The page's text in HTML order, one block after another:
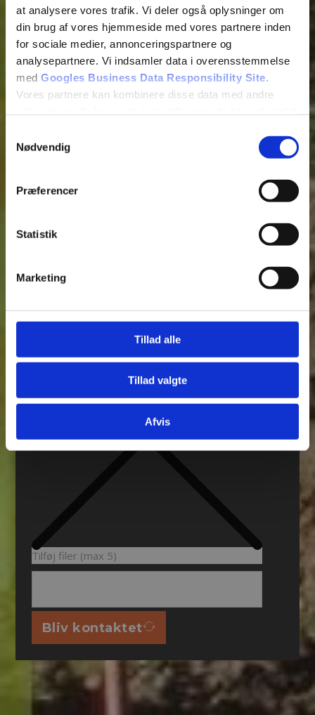
at analysere vores trafik. Vi deler også oplysninger om
din brug af vores hjemmeside med vores partnere inden
for sociale medier, annonceringspartnere og
analysepartnere. Vi indsamler data i overensstemmelse
med Googles Business Data Responsibility Site.
Vores partnere kan kombinere disse data med andre
Nødvendig
Præferencer
Statistik
Marketing
Tillad alle
Tillad valgte
Afvis
Tilføj filer (max 5)
Bliv kontaktet